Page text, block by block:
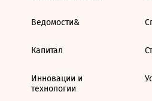
Ведомости&
Капитал
Инновации и
технологии